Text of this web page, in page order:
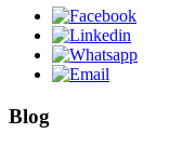
Blog